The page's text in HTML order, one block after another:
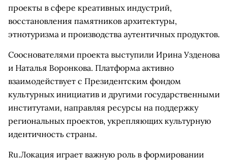
проекты в сфере креативных индустрий,
восстановления памятников архитектуры,
этнотуризма и производства аутентичных продуктов.
Сооснователями проекта выступили Ирина Узденова
и Наталья Воронкова. Платформа активно
взаимодействует с Президентским фондом
культурных инициатив и другими государственными
институтами, направляя ресурсы на поддержку
региональных проектов, укрепляющих культурную
идентичность страны.
Ru.Локация играет важную роль в формировании